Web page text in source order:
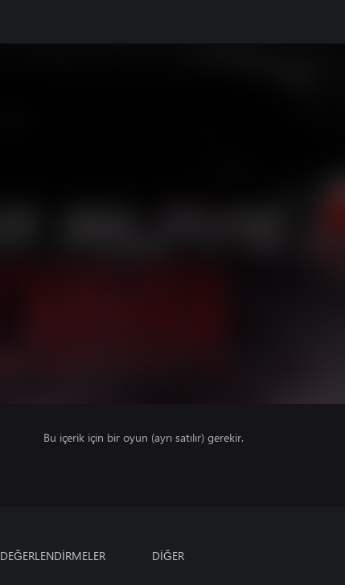
Bu içerik için bir oyun (ayrı satılır) gerekir.
DEĞERLENDİRMELER DİĞER